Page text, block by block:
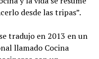
y la vida se resume
desde las tripas”.
tradujo en 2013 en un
llamado Cocina